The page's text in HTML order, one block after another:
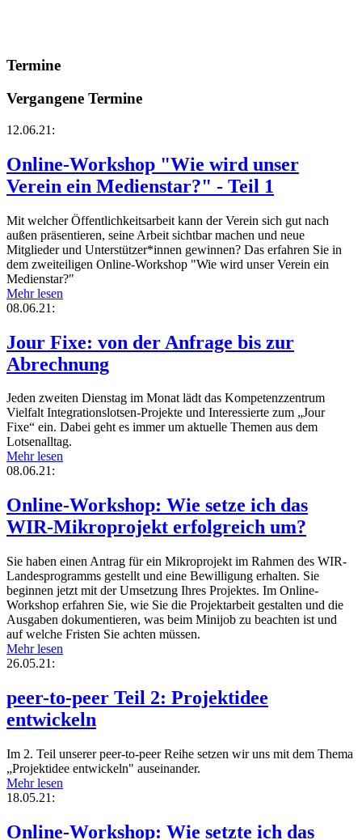
Termine
Vergangene Termine
12.06.21:
Online-Workshop "Wie wird unser
Verein ein Medienstar?" - Teil 1
Mit welcher Öffentlichkeitsarbeit kann der Verein sich gut nach
außen präsentieren, seine Arbeit sichtbar machen und neue
Mitglieder und Unterstützer*innen gewinnen? Das erfahren Sie in
dem zweiteiligen Online-Workshop "Wie wird unser Verein ein
Medienstar?"
Mehr lesen
08.06.21:
Jour Fixe: von der Anfrage bis zur
Abrechnung
Jeden zweiten Dienstag im Monat lädt das Kompetenzzentrum
Vielfalt Integrationslotsen-Projekte und Interessierte zum „Jour
Fixe“ ein. Dabei geht es immer um aktuelle Themen aus dem
Lotsenalltag.
Mehr lesen
08.06.21:
Online-Workshop: Wie setze ich das
WIR-Mikroprojekt erfolgreich um?
Sie haben einen Antrag für ein Mikroprojekt im Rahmen des WIR-
Landesprogramms gestellt und eine Bewilligung erhalten. Sie
beginnen jetzt mit der Umsetzung Ihres Projektes. Im Online-
Workshop erfahren Sie, wie Sie die Projektarbeit gestalten und die
Ausgaben dokumentieren, was beim Minijob zu beachten ist und
auf welche Fristen Sie achten müssen.
Mehr lesen
26.05.21:
peer-to-peer Teil 2: Projektidee
entwickeln
Im 2. Teil unserer peer-to-peer Reihe setzen wir uns mit dem Thema
„Projektidee entwickeln" auseinander.
Mehr lesen
18.05.21:
Online-Workshop: Wie setzte ich das